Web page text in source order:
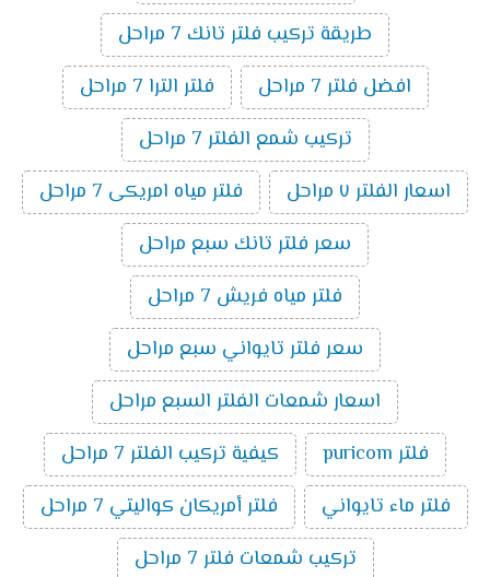
طريقة تركيب فلتر تانك 7 مراحل
افضل فلتر 7 مراحل
فلتر الترا 7 مراحل
تركيب شمع الفلتر 7 مراحل
اسعار الفلتر ٧ مراحل
فلتر مياه امريكى 7 مراحل
سعر فلتر تانك سبع مراحل
فلتر مياه فريش 7 مراحل
سعر فلتر تايواني سبع مراحل
اسعار شمعات الفلتر السبع مراحل
فلتر puricom
كيفية تركيب الفلتر 7 مراحل
فلتر ماء تايواني
فلتر أمريكان كواليتي 7 مراحل
تركيب شمعات فلتر 7 مراحل